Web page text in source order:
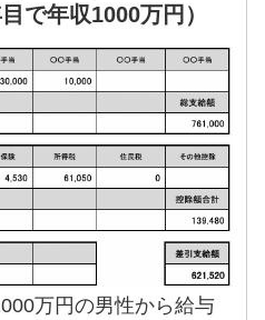
で年収1000万円）
万円の男性から給与